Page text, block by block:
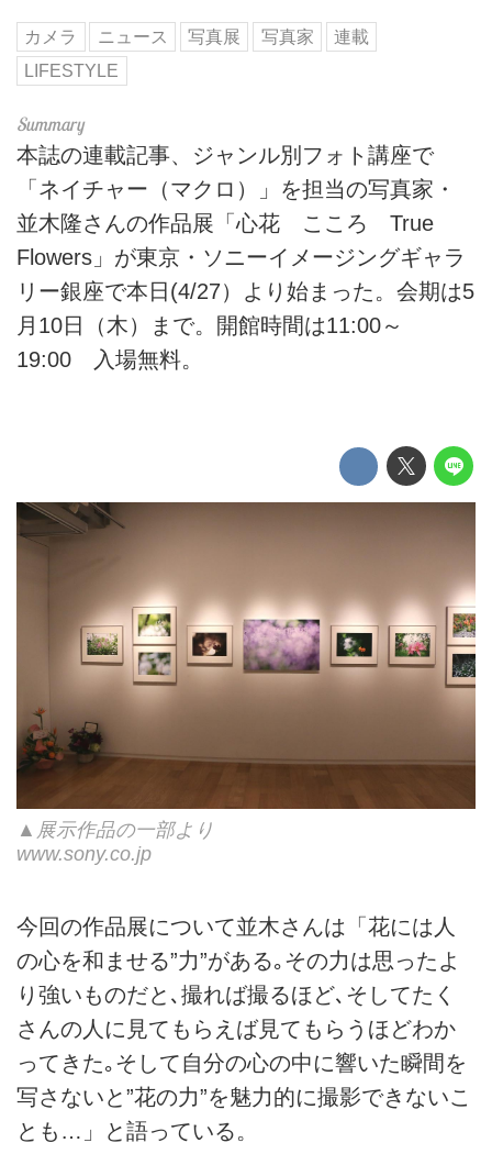
カメラ ニュース 写真展 写真家
連載
LIFESTYLE
本誌の連載記事、ジャンル別フォト講座で
「ネイチャー（マクロ）」を担当の写真家・
並木隆さんの作品展「心花 こころ True
Flowers」が東京・ソニーイメージングギャラ
リー銀座で本日(4/27）より始まった。会期は5
月10日（木）まで。開館時間は11:00～
19:00 入場無料。
▲展示作品の一部より
www.sony.co.jp
今回の作品展について並木さんは「花には人
の心を和ませる”力”がある｡その力は思ったよ
り強いものだと､撮れば撮るほど､そしてたく
さんの人に見てもらえば見てもらうほどわか
ってきた｡そして自分の心の中に響いた瞬間を
写さないと”花の力”を魅力的に撮影できないこ
とも…」と語っている。